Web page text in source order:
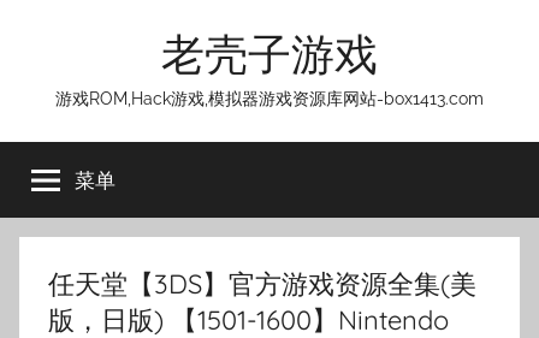
老壳子游戏
游戏ROM,Hack游戏,模拟器游戏资源库网站-box1413.com
菜单
任天堂【3DS】官方游戏资源全集(美
版，日版) 【1501-1600】Nintendo